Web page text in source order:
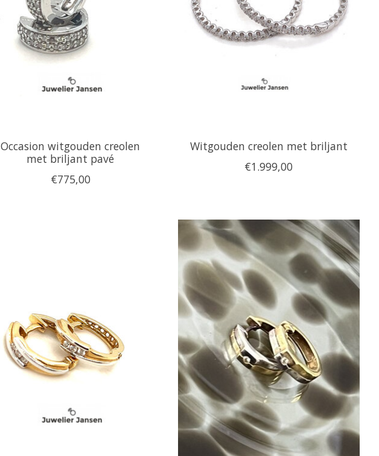
Occasion witgouden creolen
met briljant pavé
€775,00
Witgouden creolen met briljant
€1.999,00